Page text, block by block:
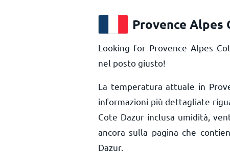
Provence
Looking for Provence Alpes
nel posto giusto!
La temperatura attuale in
informazioni più dettagliate
Cote Dazur inclusa umidità,
ancora sulla pagina che
Dazur.